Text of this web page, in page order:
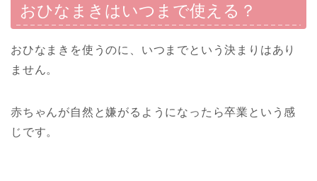
おひなまきはいつまで使える？
おひなまきを使うのに、いつまでという決まりはあり
ません。
赤ちゃんが自然と嫌がるようになったら卒業という感
じです。